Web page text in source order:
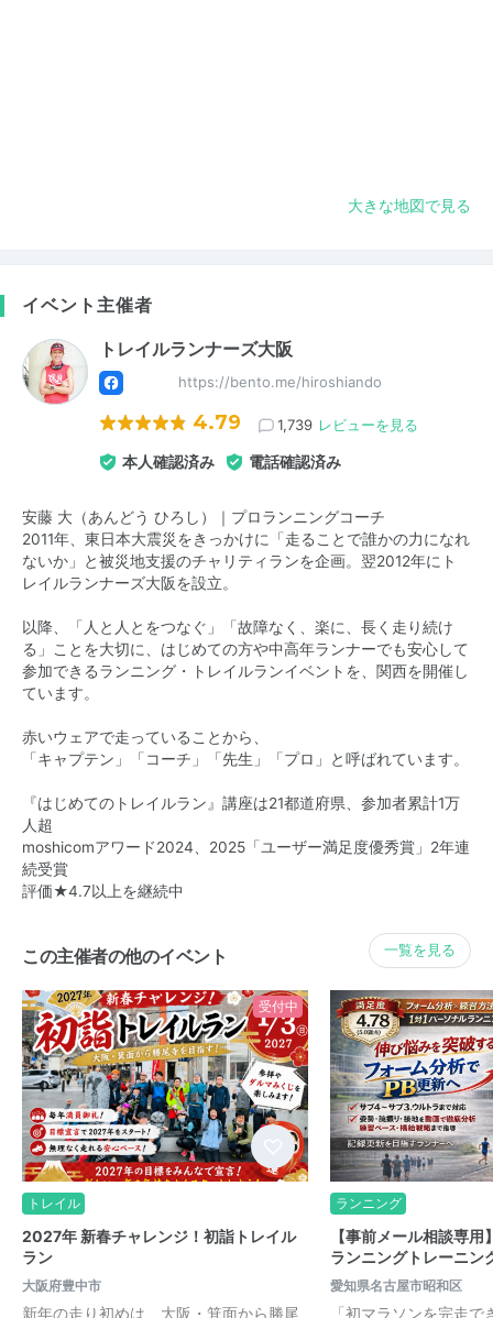
大きな地図で見る
イベント主催者
トレイルランナーズ大阪
https://bento.me/hiroshiando
4.79 1,739 レビューを見る
本人確認済み 電話確認済み
安藤 大（あんどう ひろし）｜プロランニングコーチ
2011年、東日本大震災をきっかけに「走ることで誰かの力になれ
ないか」と被災地支援のチャリティランを企画。翌2012年にト
レイルランナーズ大阪を設立。
以降、「人と人とをつなぐ」「故障なく、楽に、長く走り続け
る」ことを大切に、はじめての方や中高年ランナーでも安心して
参加できるランニング・トレイルランイベントを、関西を開催し
ています。
赤いウェアで走っていることから、
「キャプテン」「コーチ」「先生」「プロ」と呼ばれています。
『はじめてのトレイルラン』講座は21都道府県、参加者累計1万
人超
moshicomアワード2024、2025「ユーザー満足度優秀賞」2年連
続受賞
評価★4.7以上を継続中
この主催者の他のイベント 一覧を見る
受付中
トレイル
2027年 新春チャレンジ！初詣トレイル
ラン
大阪府豊中市
新年の走り初めは、大阪・箕面から勝尾
ランニング
【事前メール相談専
ランニングトレーニン
愛知県名古屋市昭和区
「初マラソンを完走